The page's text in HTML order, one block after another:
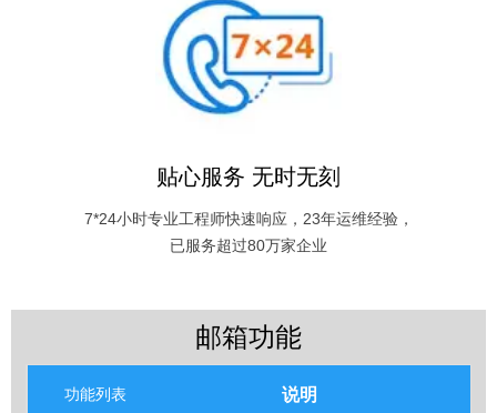
贴心服务 无时无刻
7*24小时专业工程师快速响应，23年运维经验，
已服务超过80万家企业
邮箱功能
功能列表 说明